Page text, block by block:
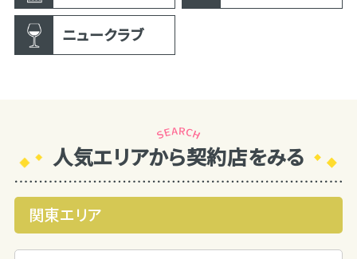
ニュークラブ
人気エリアから契約店をみる
関東エリア